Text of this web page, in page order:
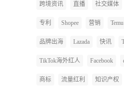
跨境资讯 直播 社交媒体
专利 Shopee 营销 Temu
品牌出海 Lazada 快讯
TikTok海外红人 Facebook
商标 流量红利 知识产权